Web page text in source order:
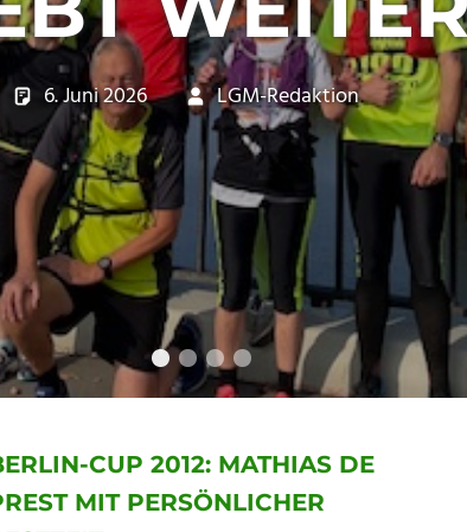
E.V.
30. Mai 2026 Dirk Gandecki
CUP 2012: MATHIAS DE
MIT PERSÖNLICHER